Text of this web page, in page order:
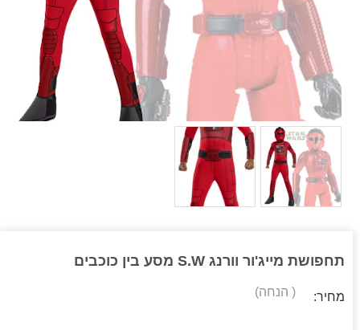
תחפושת מייג'ור וורנג S.W מסע בין כוכבים
מחיר: ( הנחה)